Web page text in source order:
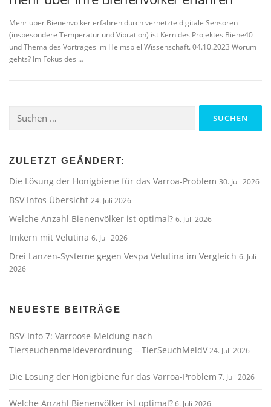
Mehr über Bienenvölker erfahren durch vernetzte digitale Sensoren
(insbesondere Temperatur und Vibration) ist Kern des Projektes Biene40
und Thema des Vortrages im Heimspiel Wissenschaft. 04.10.2023 Worum
gehts? Im Fokus des …
nach:
ZULETZT GEÄNDERT:
Die Lösung der Honigbiene für das Varroa-Problem 30. Juli 2026
BSV Infos Übersicht 24. Juli 2026
Welche Anzahl Bienenvölker ist optimal? 6. Juli 2026
Imkern mit Velutina 6. Juli 2026
Drei Lanzen-Systeme gegen Vespa Velutina im Vergleich 6. Juli
2026
NEUESTE BEITRÄGE
BSV-Info 7: Varroose-Meldung nach
Tierseuchenmeldeverordnung – TierSeuchMeldV24. Juli 2026
Die Lösung der Honigbiene für das Varroa-Problem 7. Juli 2026
Welche Anzahl Bienenvölker ist optimal?6. Juli 2026